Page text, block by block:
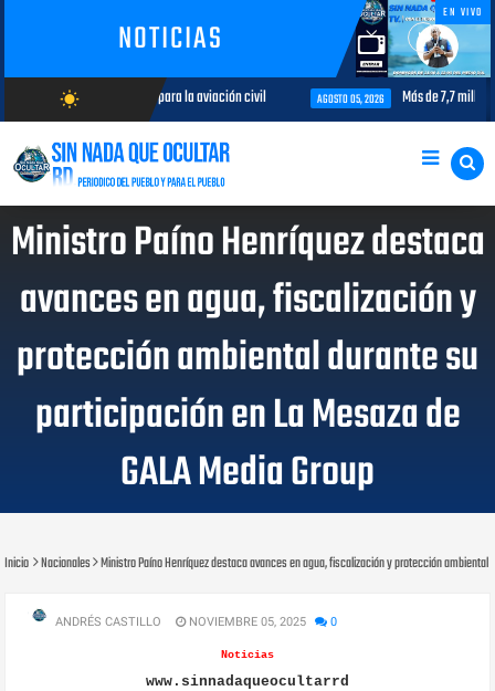
NOTICIAS
EN VIVO
wb_sunny
AGOSTO/6/2026
temas de interés para la aviación civil AGOSTO 05, 2026 Más de 7,7 millones de
Ministro Paíno Henríquez destaca
avances en agua, fiscalización y
protección ambiental durante su
participación en La Mesaza de
GALA Media Group
Inicio Nacionales Ministro Paíno Henríquez destaca avances en agua, fiscalización y protección ambiental
ANDRÉS CASTILLO NOVIEMBRE 05, 2025 0
Noticias
www.sinnadaqueocultarrd